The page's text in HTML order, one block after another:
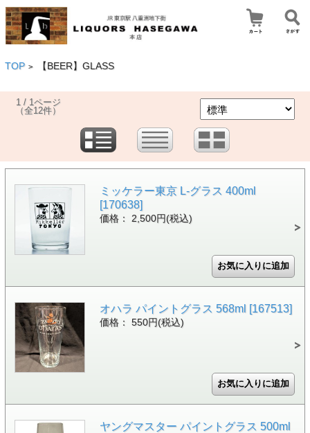
TOP > 【BEER】GLASS
1 / 1ページ
（全12件）
ミッケラー東京 L-グラス 400ml
[170638]
価格： 2,500円(税込)
オハラ パイントグラス 568ml [167513]
価格： 550円(税込)
ヤングマスター パイントグラス 500ml